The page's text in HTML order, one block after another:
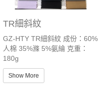
TR細斜紋
GZ-HTY TR細斜紋 成份：60%
人棉 35%滌 5%氨綸 克重：
180g
Show More